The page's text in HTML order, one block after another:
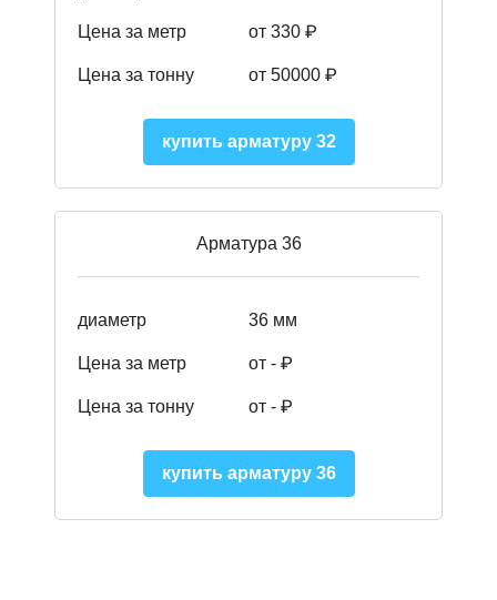
Цена за метр от 330 ₽
Цена за тонну от 50000 ₽
купить арматуру 32
Арматура 36
диаметр 36 мм
Цена за метр от - ₽
Цена за тонну от - ₽
купить арматуру 36